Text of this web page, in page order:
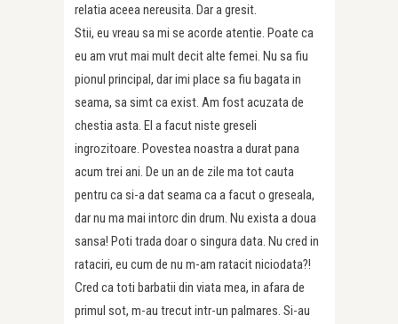
relatia aceea nereusita. Dar a gresit.
Stii, eu vreau sa mi se acorde atentie. Poate ca
eu am vrut mai mult decit alte femei. Nu sa fiu
pionul principal, dar imi place sa fiu bagata in
seama, sa simt ca exist. Am fost acuzata de
chestia asta. El a facut niste greseli
ingrozitoare. Povestea noastra a durat pana
acum trei ani. De un an de zile ma tot cauta
pentru ca si-a dat seama ca a facut o greseala,
dar nu ma mai intorc din drum. Nu exista a doua
sansa! Poti trada doar o singura data. Nu cred in
rataciri, eu cum de nu m-am ratacit niciodata?!
Cred ca toti barbatii din viata mea, in afara de
primul sot, m-au trecut intr-un palmares. Si-au